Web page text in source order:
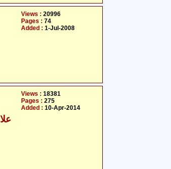
Views : 20996
Pages : 74
Added : 1-Jul-2008
Views : 18381
Pages : 275
Added : 10-Apr-2014